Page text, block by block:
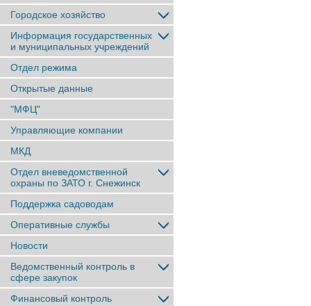
Городское хозяйство
Информация государственных
и муниципальных учреждений
Отдел режима
Открытые данные
"МФЦ"
Управляющие компании
МКД
Отдел вневедомственной
охраны по ЗАТО г. Снежинск
Поддержка садоводам
Оперативные службы
Новости
Ведомственный контроль в
сфере закупок
Финансовый контроль